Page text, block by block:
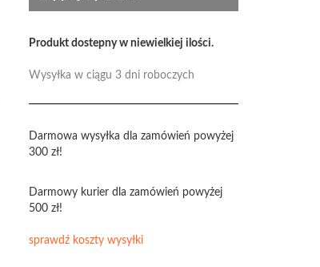
Produkt dostepny w niewielkiej ilości.
Wysyłka w ciągu 3 dni roboczych
Darmowa wysyłka dla zamówień powyżej
300 zł!
Darmowy kurier dla zamówień powyżej
500 zł!
sprawdź koszty wysyłki